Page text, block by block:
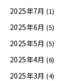
2025年7月 (1)
2025年6月 (5)
2025年5月 (5)
2025年4月 (6)
2025年3月 (4)